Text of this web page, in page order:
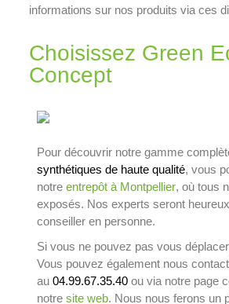
informations sur nos produits via ces
Choisissez Green
Concept
Pour découvrir notre gamme
synthétiques de haute qualité, vous
notre entrepôt à Montpellier, où tous
exposés. Nos experts seront
conseiller en personne.
Si vous ne pouvez pas vous
Vous pouvez également nous
au 04.99.67.35.40ou via notre page
notre site web. Nous nous ferons un